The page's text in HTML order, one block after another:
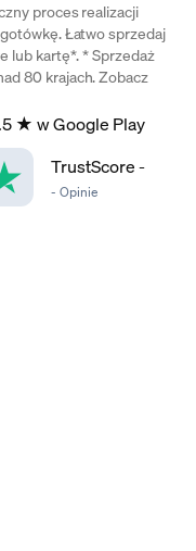
proces realizacji
Łatwo sprzedaj
lub kartę*. * Sprzedaż
80 krajach. Zobacz
★ w Google Play
TrustScore-
- Opinie